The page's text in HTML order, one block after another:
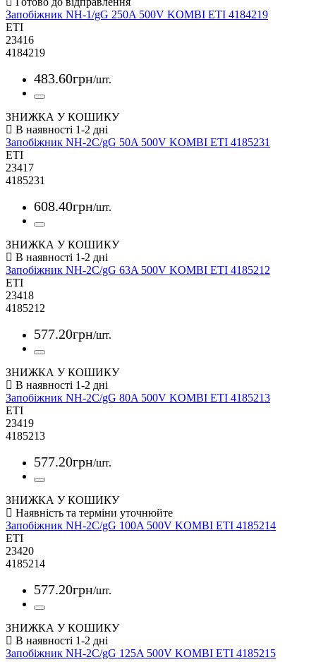
Запобіжник NH-1/gG 250A 500V KOMBI ETI 4184219
ETI
23416
4184219
483.60грн/шт.
ЗНИЖКА У КОШИКУ
Запобіжник NH-2C/gG 50A 500V KOMBI ETI 4185231
ETI
23417
4185231
608.40грн/шт.
ЗНИЖКА У КОШИКУ
Запобіжник NH-2C/gG 63A 500V KOMBI ETI 4185212
ETI
23418
4185212
577.20грн/шт.
ЗНИЖКА У КОШИКУ
Запобіжник NH-2C/gG 80A 500V KOMBI ETI 4185213
ETI
23419
4185213
577.20грн/шт.
ЗНИЖКА У КОШИКУ
Запобіжник NH-2C/gG 100A 500V KOMBI ETI 4185214
ETI
23420
4185214
577.20грн/шт.
ЗНИЖКА У КОШИКУ
Запобіжник NH-2C/gG 125A 500V KOMBI ETI 4185215